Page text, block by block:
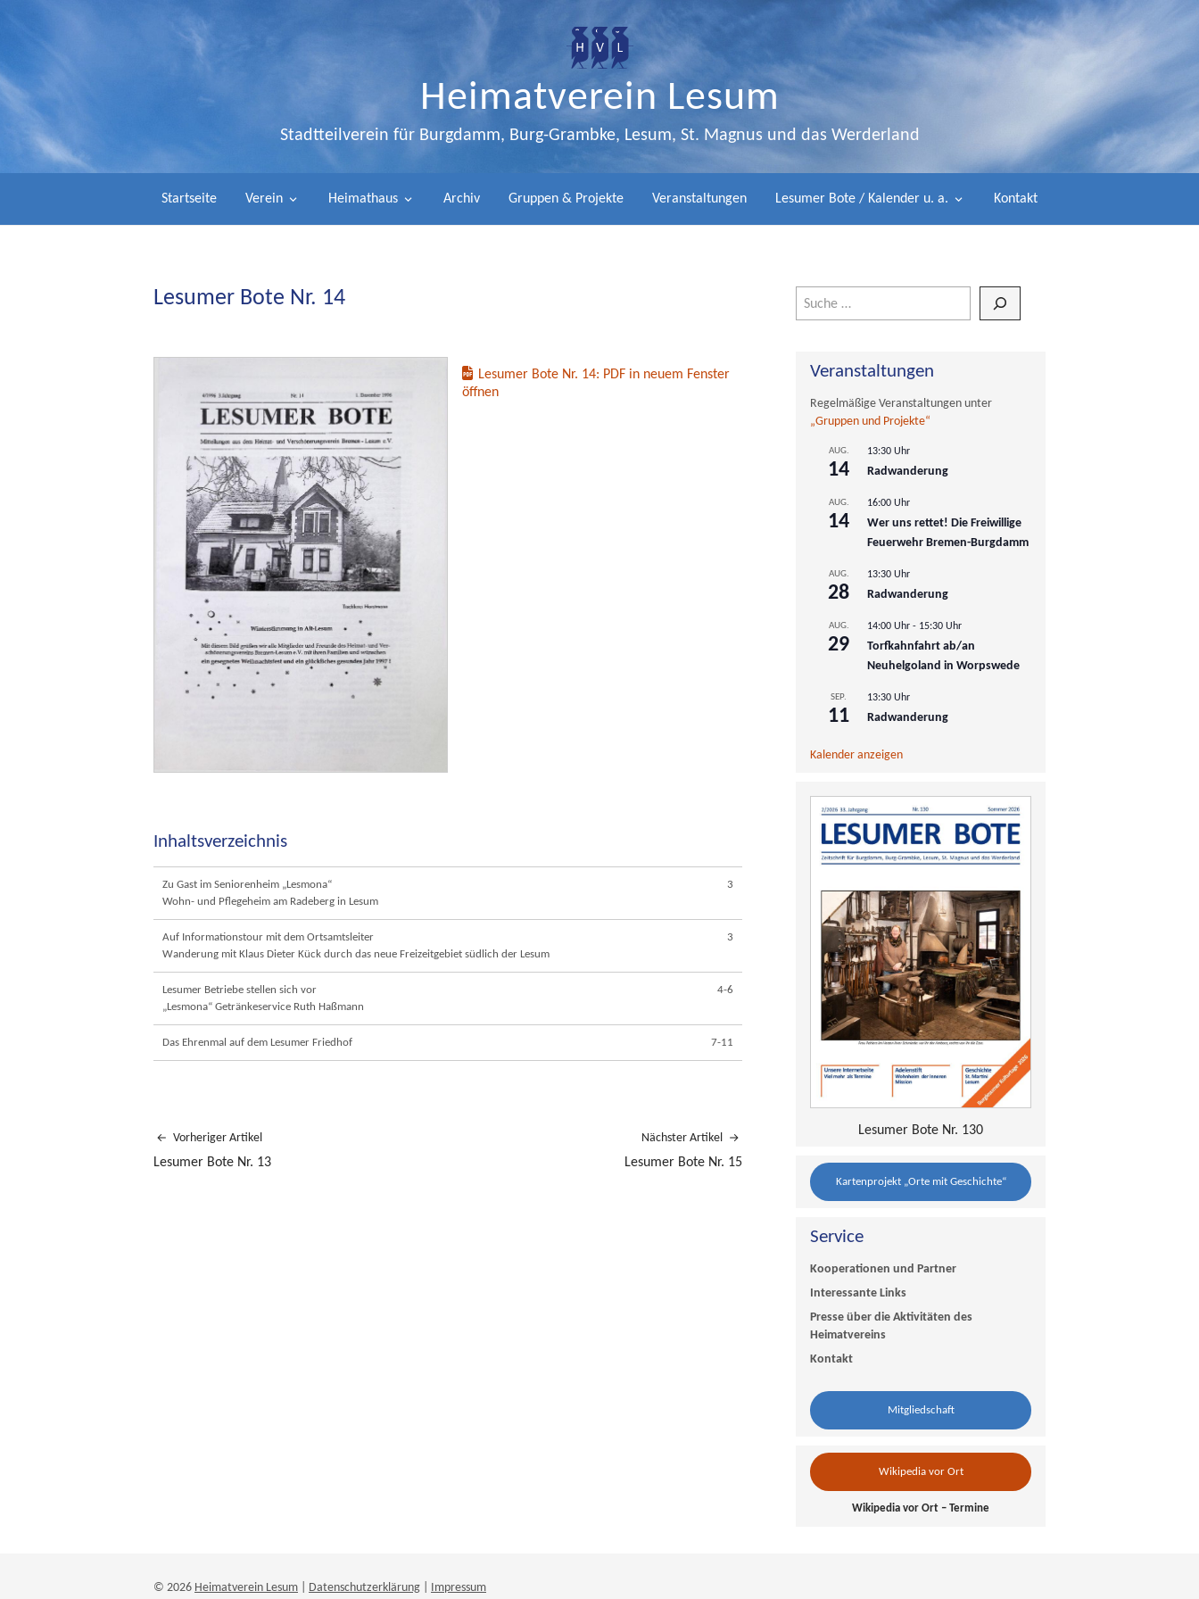
Heimatverein Lesum
Stadtteilverein für Burgdamm, Burg-Grambke, Lesum, St. Magnus und das Werderland
Startseite Verein Heimathaus Archiv Gruppen & Projekte Veranstaltungen Lesumer Bote / Kalender u. a. Kontakt
Lesumer Bote Nr. 14
Lesumer Bote Nr. 14: PDF in neuem Fenster
öffnen
Inhaltsverzeichnis
Zu Gast im Seniorenheim „Lesmona“
Wohn- und Pflegeheim am Radeberg in Lesum
3
Auf Informationstour mit dem Ortsamtsleiter
Wanderung mit Klaus Dieter Kück durch das neue Freizeitgebiet südlich der Lesum
3
Lesumer Betriebe stellen sich vor
„Lesmona“ Getränkeservice Ruth Haßmann
4-6
Das Ehrenmal auf dem Lesumer Friedhof 7-11
Vorheriger Artikel
Lesumer Bote Nr. 13
Nächster Artikel
Lesumer Bote Nr. 15
Veranstaltungen
Regelmäßige Veranstaltungen unter
„Gruppen und Projekte“
AUG.
14
13:30 Uhr
Radwanderung
AUG.
14
16:00 Uhr
Wer uns rettet! Die Freiwillige
Feuerwehr Bremen-Burgdamm
AUG.
28
13:30 Uhr
Radwanderung
AUG.
29
14:00 Uhr - 15:30 Uhr
Torfkahnfahrt ab/an
Neuhelgoland in Worpswede
SEP.
11
13:30 Uhr
Radwanderung
Kalender anzeigen
Lesumer Bote Nr. 130
Kartenprojekt „Orte mit Geschichte“
Service
Kooperationen und Partner
Interessante Links
Presse über die Aktivitäten des
Heimatvereins
Kontakt
Mitgliedschaft
Wikipedia vor Ort
Wikipedia vor Ort – Termine
© 2026 Heimatverein Lesum Datenschutzerklärung Impressum